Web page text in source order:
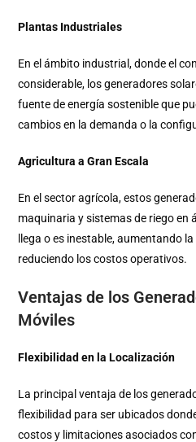
Plantas Industriales
En el ámbito industrial, donde el
considerable, los generadores
fuente de energía sostenible que
cambios en la demanda o la
Agricultura a Gran Escala
En el sector agrícola, estos
maquinaria y sistemas de riego en
llega o es inestable, aumentando
reduciendo los costos operativos.
Ventajas de los
Móviles
Flexibilidad en la Localización
La principal ventaja de los
flexibilidad para ser ubicados
costos y limitaciones asociados